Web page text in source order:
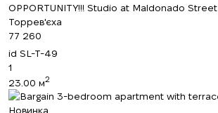
OPPORTUNITY!!! Studio at Maldonado Street
Торрев'єха
77 260
id SL-T-49
1
23.00 м2
Новинка